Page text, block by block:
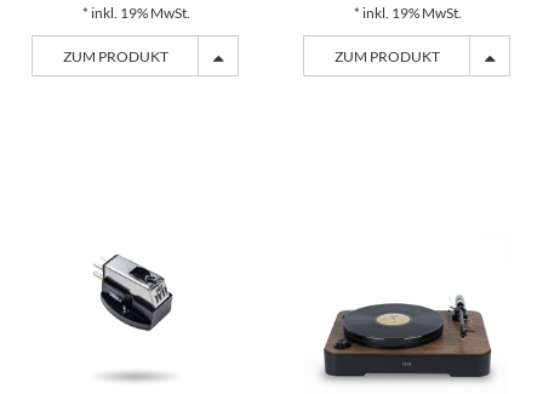
* inkl. 19% MwSt.
ZUM PRODUKT
* inkl. 19% MwSt.
ZUM PRODUKT